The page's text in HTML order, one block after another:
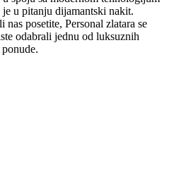
u pitanju dijamantski nakit.
posetite, Personal zlatara se
odabrali jednu od luksuznih